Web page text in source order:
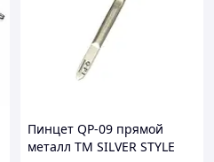
Пинцет QP-09 прямой
металл ТМ SILVER STYLE